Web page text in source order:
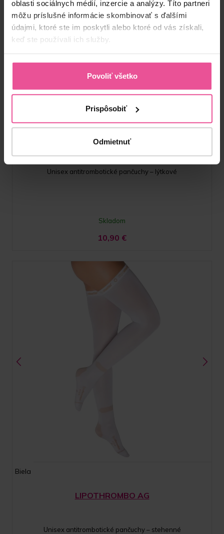
oblasti sociálnych médií, inzercie a analýzy. Títo partneri
môžu príslušné informácie skombinovať s ďalšími
údajmi, ktoré ste im poskytli alebo ktoré od vás získali,
keď ste používali ich služby.
Povoliť všetko
Prispôsobiť
Odmietnuť
LIPOTHROMBO AD
Unisex antitrombotické pančuchy – lýtkové
Skladom
10,90 €
Biela
LIPOTHROMBO AG
Unisex antitrombotické pančuchy – stehenné